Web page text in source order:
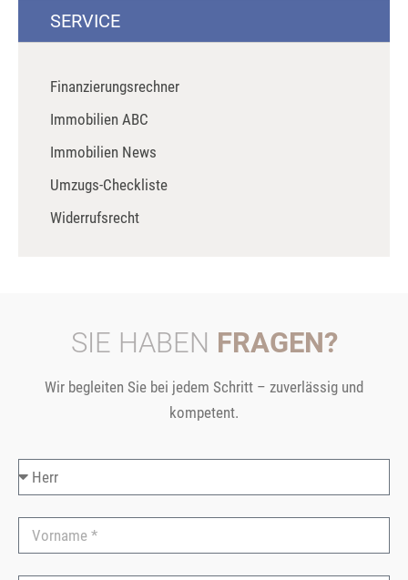
SERVICE
Finanzierungsrechner
Immobilien ABC
Immobilien News
Umzugs-Checkliste
Widerrufsrecht
SIE HABEN FRAGEN?
Wir begleiten Sie bei jedem Schritt – zuverlässig und
kompetent.